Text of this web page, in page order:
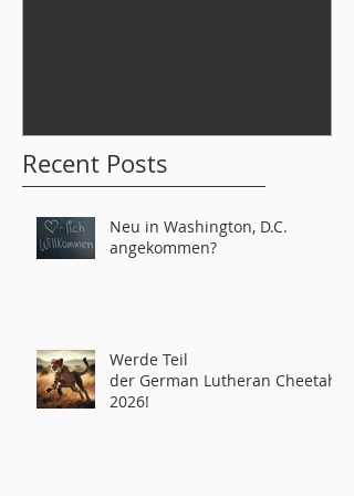
Recent Posts
Neu in Washington, D.C.
angekommen?
Werde Teil
der German Lutheran Cheetahs
2026!